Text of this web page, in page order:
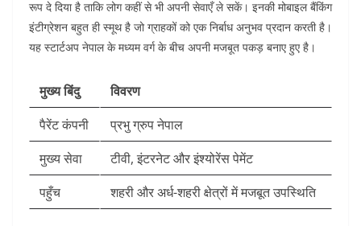
रूप दे दिया है ताकि लोग कहीं से भी अपनी सेवाएँ ले सकें। इनकी मोबाइल बैंकिंग
इंटीग्रेशन बहुत ही स्मूथ है जो ग्राहकों को एक निर्बाध अनुभव प्रदान करती है।
यह स्टार्टअप नेपाल के मध्यम वर्ग के बीच अपनी मजबूत पकड़ बनाए हुए है।
मुख्य बिंदु
विवरण
पैरेंट कंपनी
प्रभु ग्रुप नेपाल
मुख्य सेवा
टीवी, इंटरनेट और इंश्योरेंस पेमेंट
पहुँच
शहरी और अर्ध-शहरी क्षेत्रों में मजबूत उपस्थिति